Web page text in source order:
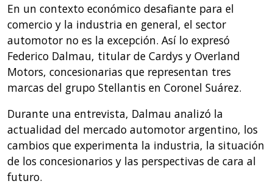
En un contexto económico desafiante para el
comercio y la industria en general, el sector
automotor no es la excepción. Así lo expresó
Federico Dalmau, titular de Cardys y Overland
Motors, concesionarias que representan tres
marcas del grupo Stellantis en Coronel Suárez.
Durante una entrevista, Dalmau analizó la
actualidad del mercado automotor argentino, los
cambios que experimenta la industria, la situación
de los concesionarios y las perspectivas de cara al
futuro.